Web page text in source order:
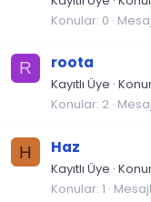
Konular 0
R roota
Kayıtlı Üye ·
Konular 2
H Haz
Kayıtlı Üye ·
Konular 1